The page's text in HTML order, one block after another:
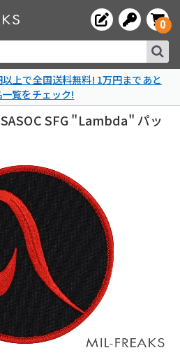
0
以上で全国送料無料! 1万円まであと
覧をチェック!
SFG "Lambda" パッ